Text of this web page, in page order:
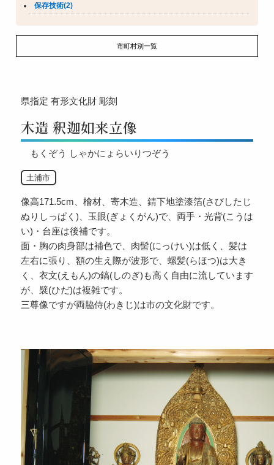
保存技術(2)
市町村別一覧
県指定 有形文化財 彫刻
木造 釈迦如来立像
もくぞう しゃかにょらいりつぞう
土浦市
像高171.5cm、檜材、寄木造、錆下地塗漆箔(さびしたじ
ぬりしっぱく)、玉眼(ぎょくがん)で、両手・光背(こうは
い)・台座は後補です。
面・胸の肉身部は補色で、肉髻(にっけい)は低く、髪は
左右に張り、額の生え際が波形で、螺髪(らほつ)は大き
く、衣文(えもん)の鎬(しのぎ)も高く自由に流しています
が、襞(ひだ)は複雑です。
三尊像ですが両脇侍(わきじ)は市の文化財です。